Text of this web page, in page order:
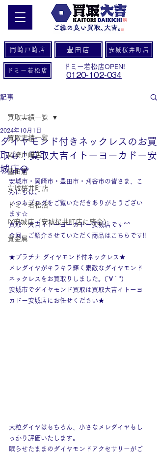
岡崎戸崎店 豊田店 安城桜井町店
ドミー若松店
ドミー若松店OPEN!
0120-102-034
記事
買取実績一覧
岡崎戸崎店
豊田店
安城桜井町店
ドミー若松店
IY安城店（安城桜井町店に統合）
貴金属
買取実績一覧
ダイヤモンド付きネックレスのお買
取も！買取大吉イトーヨーカドー安
城店💎
2024年10月1日
安城市・岡崎市・豊田市・刈谷市の皆さま、こ
んにちは。
いつもブログをご覧いただきありがとうござい
ます☆
買取　大吉イトーヨーカドー安城店です^^
今回、ご紹介させていただく商品はこちらです‼
★プラチナ ダイヤモンド付ネックレス★
メレダイヤがキラキラ輝く素敵なダイヤモンド
ネックレスをお買取りしました。(´∀｀*)
安城市でダイヤモンド買取は買取大吉イトーヨ
カドー安城店にお任せください★
大粒ダイヤはもちろん、小さなメレダイヤもし
っかり評価いたします。
眠らせたままのダイヤモンドアクセサリーがご